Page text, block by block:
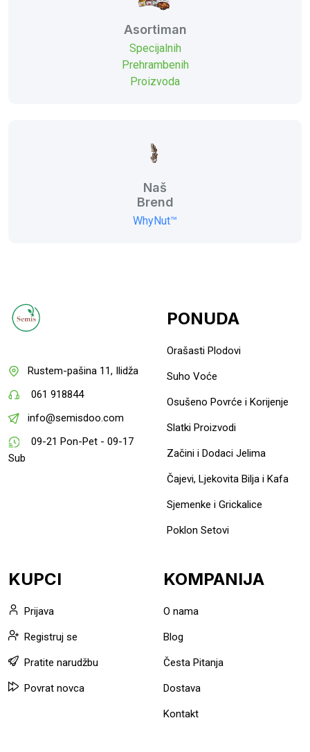
Asortiman
Specijalnih
Prehrambenih
Proizvoda
Naš
Brend
WhyNut™
Rustem-pašina 11, Ilidža
061 918844
info@semisdoo.com
09-21 Pon-Pet - 09-17
Sub
PONUDA
Orašasti Plodovi
Suho Voće
Osušeno Povrće i Korijenje
Slatki Proizvodi
Začini i Dodaci Jelima
Čajevi, Ljekovita Bilja i Kafa
Sjemenke i Grickalice
Poklon Setovi
KUPCI
Prijava
Registruj se
Pratite narudžbu
Povrat novca
KOMPANIJA
O nama
Blog
Česta Pitanja
Dostava
Kontakt